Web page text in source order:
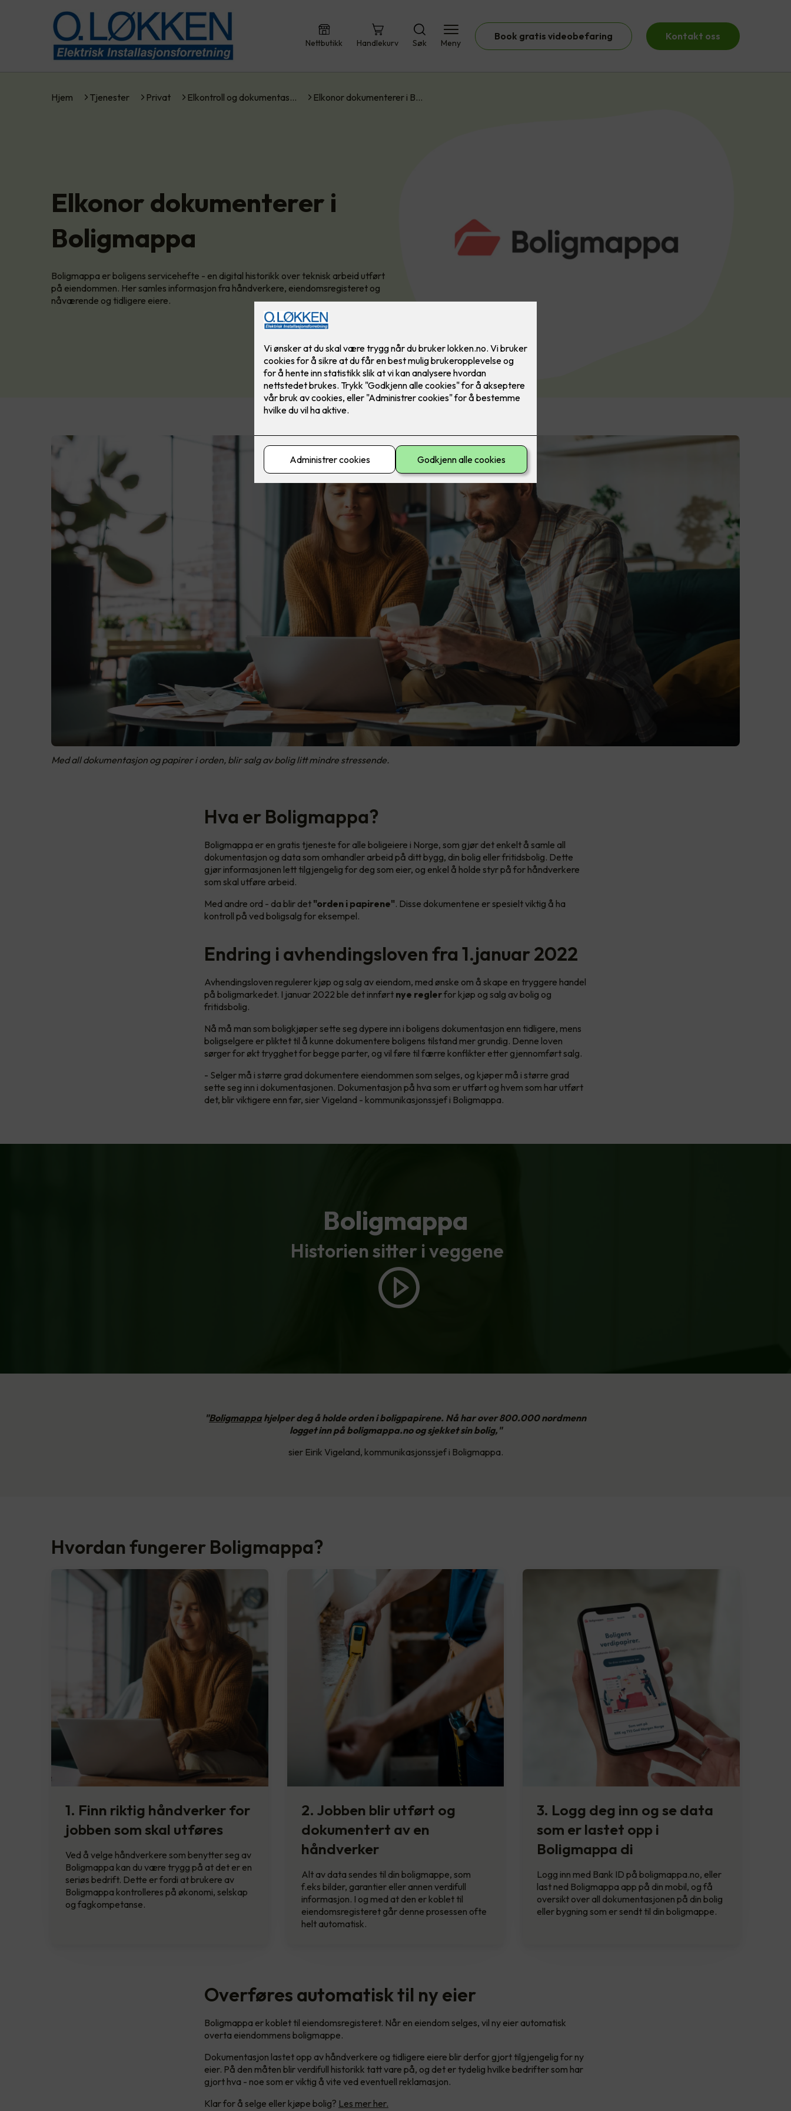
Nettbutikk Handlekurv Søk Meny
Book gratis videobefaring Kontakt oss
Hjem Tjenester Privat Elkontroll og dokumentas… Elkonor dokumenterer i B…
Elkonor dokumenterer i
Boligmappa
Boligmappa er boligens servicehefte - en digital historikk over teknisk arbeid utført
på eiendommen. Her samles informasjon fra håndverkere, eiendomsregisteret og
nåværende og tidligere eiere.
Med all dokumentasjon og papirer i orden, blir salg av bolig litt mindre stressende.
Hva er Boligmappa?
Boligmappa er en gratis tjeneste for alle boligeiere i Norge, som gjør det enkelt å samle all
dokumentasjon og data som omhandler arbeid på ditt bygg, din bolig eller fritidsbolig. Dette
gjør informasjonen lett tilgjengelig for deg som eier, og enkel å holde styr på for håndverkere
som skal utføre arbeid.
Med andre ord - da blir det "orden i papirene". Disse dokumentene er spesielt viktig å ha
kontroll på ved boligsalg for eksempel.
Endring i avhendingsloven fra 1.januar 2022
Avhendingsloven regulerer kjøp og salg av eiendom, med ønske om å skape en tryggere handel
på boligmarkedet. I januar 2022 ble det innført nye reglerfor kjøp og salg av bolig og
fritidsbolig.
Nå må man som boligkjøper sette seg dypere inn i boligens dokumentasjon enn tidligere, mens
boligselgere er pliktet til å kunne dokumentere boligens tilstand mer grundig. Denne loven
sørger for økt trygghet for begge parter, og vil føre til færre konflikter etter gjennomført salg.
- Selger må i større grad dokumentere eiendommen som selges, og kjøper må i større grad
sette seg inn i dokumentasjonen. Dokumentasjon på hva som er utført og hvem som har utført
det, blir viktigere enn før, sier Vigeland - kommunikasjonssjef i Boligmappa.
Boligmappa
Historien sitter i veggene
"Boligmappahjelper deg å holde orden i boligpapirene. Nå har over 800.000 nordmenn
logget inn på boligmappa.no og sjekket sin bolig,"
sier Eirik Vigeland, kommunikasjonssjef i Boligmappa.
Hvordan fungerer Boligmappa?
1. Finn riktig håndverker for
jobben som skal utføres
Ved å velge håndverkere som benytter seg av
Boligmappa kan du være trygg på at det er en
seriøs bedrift. Dette er fordi at brukere av
Boligmappa kontrolleres på økonomi, selskap
og fagkompetanse.
2. Jobben blir utført og
dokumentert av en
håndverker
Alt av data sendes til din boligmappe, som
f.eks bilder, garantier eller annen verdifull
informasjon. I og med at den er koblet til
eiendomsregisteret går denne prosessen ofte
helt automatisk.
3. Logg deg inn og se data
som er lastet opp i
Boligmappa di
Logg inn med Bank ID på boligmappa.no, eller
last ned Boligmappa app på din mobil, og få
oversikt over all dokumentasjonen på din bolig
eller bygning som er sendt til din boligmappe.
Overføres automatisk til ny eier
Boligmappa er koblet til eiendomsregisteret. Når en eiendom selges, vil ny eier automatisk
overta eiendommens boligmappe.
Dokumentasjon lastet opp av håndverkere og tidligere eiere blir derfor gjort tilgjengelig for ny
eier. På den måten blir verdifull historikk tatt vare på, og det er tydelig hvilke bedrifter som har
gjort hva - noe som er viktig å vite ved eventuell reklamasjon.
Klar for å selge eller kjøpe bolig? Les mer her.